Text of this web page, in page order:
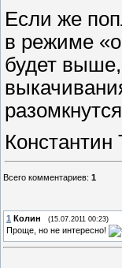
Если же
в режиме
будет
Всего комментариев: 1
1 Колин (15.07.2011 00:23)
Проще, но не интересно!